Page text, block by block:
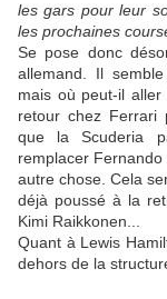
les gars pour leur
les prochaines
Se pose donc
allemand. Il
mais où peut-il
retour chez Ferrari
que la Scuderia
remplacer
autre chose. Cela
déjà poussé à la
Kimi Raikkonen...
Quant à Lewis
dehors de la